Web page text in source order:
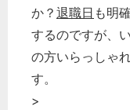
か？ 退職日 も明
するのですが、
の方いらっしゃ
す。
>